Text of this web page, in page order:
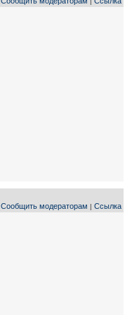
Сообщить модераторам | Ссылка